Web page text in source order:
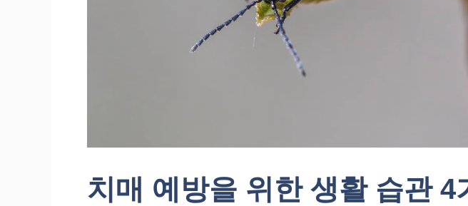
치매 예방을 위한 생활 습관 4